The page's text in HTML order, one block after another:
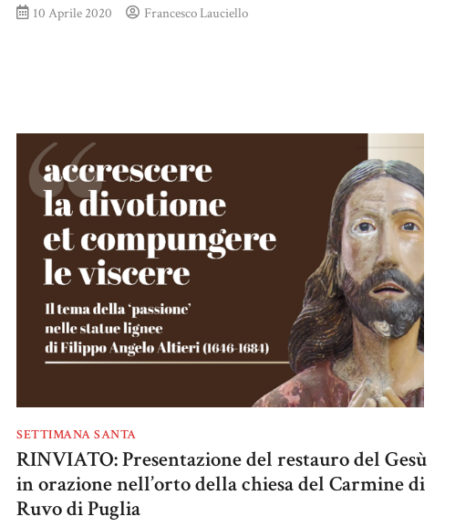
10 Aprile 2020 Francesco Lauciello
SETTIMANA SANTA
RINVIATO: Presentazione del restauro del Gesù
in orazione nell’orto della chiesa del Carmine di
Ruvo di Puglia